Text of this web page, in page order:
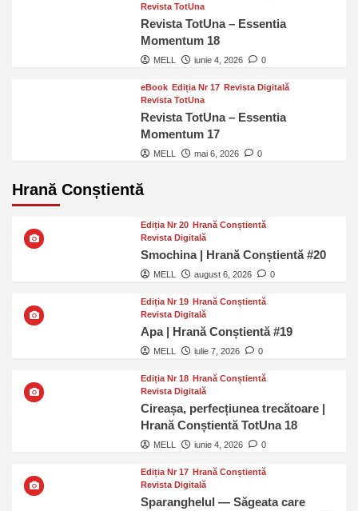
Revista TotUna
Revista TotUna – Essentia
Momentum 18
MELL iunie 4, 2026 0
eBook Ediția Nr 17 Revista Digitală
Revista TotUna
Revista TotUna – Essentia
Momentum 17
MELL mai 6, 2026 0
Hrană Conștientă
Ediția Nr 20 Hrană Conștientă
Revista Digitală
Smochina | Hrană Conștientă #20
MELL august 6, 2026 0
Ediția Nr 19 Hrană Conștientă
Revista Digitală
Apa | Hrană Conștientă #19
MELL iulie 7, 2026 0
Ediția Nr 18 Hrană Conștientă
Revista Digitală
Cireașa, perfecțiunea trecătoare |
Hrană Conștientă TotUna 18
MELL iunie 4, 2026 0
Ediția Nr 17 Hrană Conștientă
Revista Digitală
Sparanghelul — Săgeata care